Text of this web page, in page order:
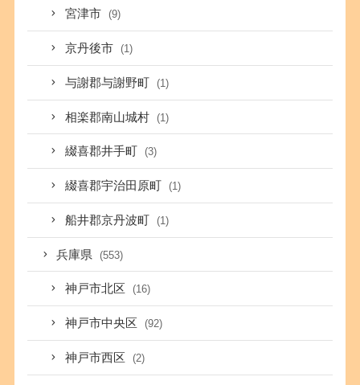
宮津市 (9)
京丹後市 (1)
与謝郡与謝野町 (1)
相楽郡南山城村 (1)
綴喜郡井手町 (3)
綴喜郡宇治田原町 (1)
船井郡京丹波町 (1)
兵庫県 (553)
神戸市北区 (16)
神戸市中央区 (92)
神戸市西区 (2)